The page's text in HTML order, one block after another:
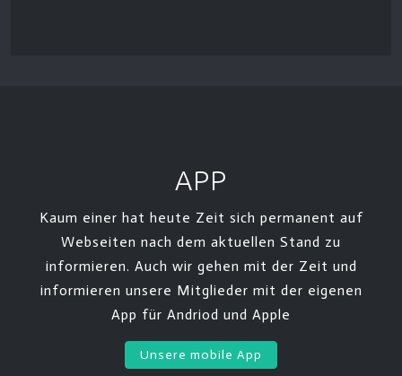
APP
Kaum einer hat heute Zeit sich permanent auf
Webseiten nach dem aktuellen Stand zu
informieren. Auch wir gehen mit der Zeit und
informieren unsere Mitglieder mit der eigenen
App für Andriod und Apple
Unsere mobile App